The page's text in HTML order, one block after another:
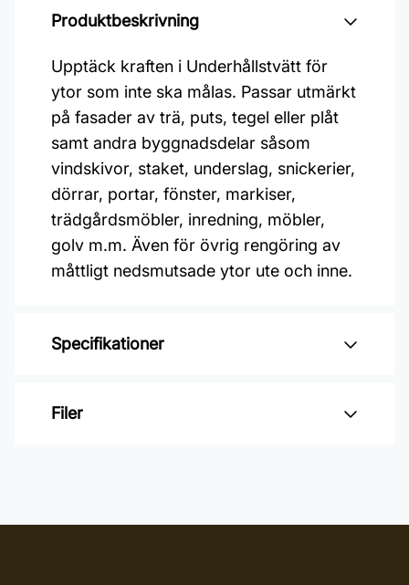
Produktbeskrivning
Upptäck kraften i Underhållstvätt för
ytor som inte ska målas. Passar utmärkt
på fasader av trä, puts, tegel eller plåt
samt andra byggnadsdelar såsom
vindskivor, staket, underslag, snickerier,
dörrar, portar, fönster, markiser,
trädgårdsmöbler, inredning, möbler,
golv m.m. Även för övrig rengöring av
måttligt nedsmutsade ytor ute och inne.
Specifikationer
Varumärke: Jape
Filer